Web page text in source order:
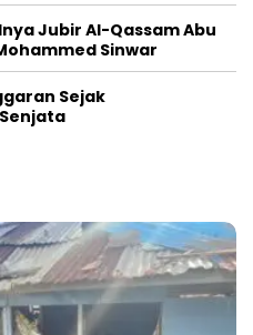
Jubir Al-Qassam Abu
Sinwar
Sejak